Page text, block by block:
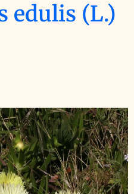
edulis (L.)